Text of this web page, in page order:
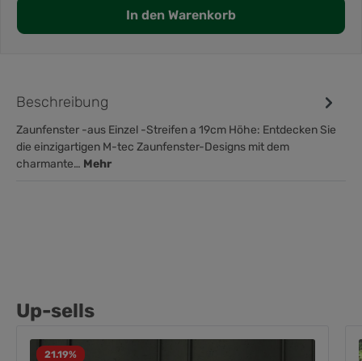
In den Warenkorb
Beschreibung
Zaunfenster -aus Einzel -Streifen a 19cm Höhe: Entdecken Sie
die einzigartigen M-tec Zaunfenster-Designs mit dem
charmante… Mehr
Up-sells
21.19%